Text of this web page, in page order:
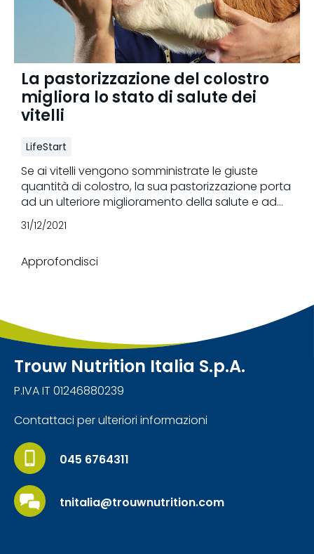
La pastorizzazione del colostro
migliora lo stato di salute dei
vitelli
LifeStart
Se ai vitelli vengono somministrate le giuste
quantità di colostro, la sua pastorizzazione porta
ad un ulteriore miglioramento della salute e ad
una conseguente riduzione della mortalità.
31/12/2021
Approfondisci
Trouw Nutrition Italia S.p.A.
P.IVA IT 01246880239
Contattaci per ulteriori informazioni
045 6764311
tnitalia@trouwnutrition.com